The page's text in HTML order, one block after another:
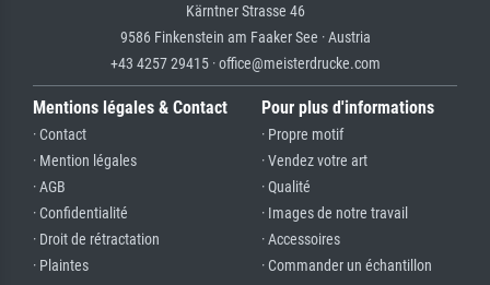
Kärntner Strasse 46
9586 Finkenstein am Faaker See · Austria
+43 4257 29415 · office@meisterdrucke.com
Mentions légales & Contact
· Contact
· Mention légales
· AGB
· Confidentialité
· Droit de rétractation
· Plaintes
Pour plus d'informations
· Propre motif
· Vendez votre art
· Qualité
· Images de notre travail
· Accessoires
· Commander un échantillon